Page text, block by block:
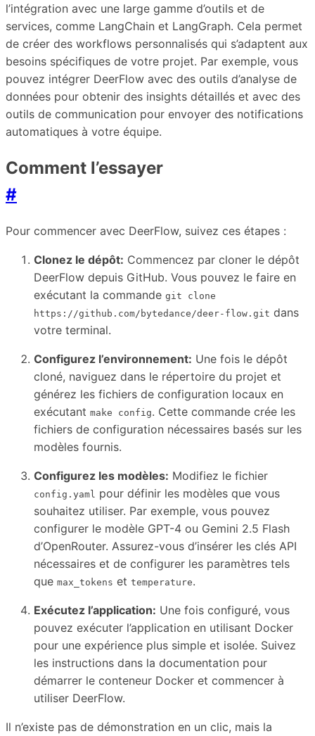
l’intégration avec une large gamme d’outils et de
services, comme LangChain et LangGraph. Cela permet
de créer des workflows personnalisés qui s’adaptent aux
besoins spécifiques de votre projet. Par exemple, vous
pouvez intégrer DeerFlow avec des outils d’analyse de
données pour obtenir des insights détaillés et avec des
outils de communication pour envoyer des notifications
automatiques à votre équipe.
Comment l’essayer
#
Pour commencer avec DeerFlow, suivez ces étapes :
Clonez le dépôt: Commencez par cloner le dépôt
DeerFlow depuis GitHub. Vous pouvez le faire en
exécutant la commande git clone
https://github.com/bytedance/deer-flow.git dans
votre terminal.
Configurez l’environnement: Une fois le dépôt
cloné, naviguez dans le répertoire du projet et
générez les fichiers de configuration locaux en
exécutant make config. Cette commande crée les
fichiers de configuration nécessaires basés sur les
modèles fournis.
Configurez les modèles: Modifiez le fichier
config.yaml pour définir les modèles que vous
souhaitez utiliser. Par exemple, vous pouvez
configurer le modèle GPT-4 ou Gemini 2.5 Flash
d’OpenRouter. Assurez-vous d’insérer les clés API
nécessaires et de configurer les paramètres tels
que max_tokens et temperature.
Exécutez l’application: Une fois configuré, vous
pouvez exécuter l’application en utilisant Docker
pour une expérience plus simple et isolée. Suivez
les instructions dans la documentation pour
démarrer le conteneur Docker et commencer à
utiliser DeerFlow.
Il n’existe pas de démonstration en un clic, mais la